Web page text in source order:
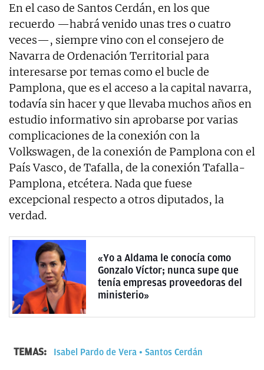
En el caso de Santos Cerdán, en los que
recuerdo —habrá venido unas tres o cuatro
veces—, siempre vino con el consejero de
Navarra de Ordenación Territorial para
interesarse por temas como el bucle de
Pamplona, que es el acceso a la capital navarra,
todavía sin hacer y que llevaba muchos años en
estudio informativo sin aprobarse por varias
complicaciones de la conexión con la
Volkswagen, de la conexión de Pamplona con el
País Vasco, de Tafalla, de la conexión Tafalla-
Pamplona, etcétera. Nada que fuese
excepcional respecto a otros diputados, la
verdad.
«Yo a Aldama le conocía como
Gonzalo Víctor; nunca supe que
tenía empresas proveedoras del
ministerio»
TEMAS: Isabel Pardo de Vera Santos Cerdán